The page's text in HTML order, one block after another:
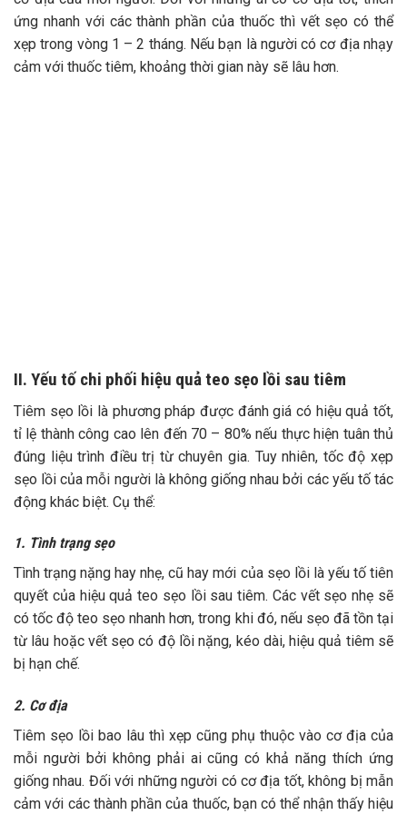
ứng nhanh với các thành phần của thuốc thì vết sẹo có thể
xẹp trong vòng 1 – 2 tháng. Nếu bạn là người có cơ địa nhạy
cảm với thuốc tiêm, khoảng thời gian này sẽ lâu hơn.
II. Yếu tố chi phối hiệu quả teo sẹo lồi sau tiêm
Tiêm sẹo lồi là phương pháp được đánh giá có hiệu quả tốt,
tỉ lệ thành công cao lên đến 70 – 80% nếu thực hiện tuân thủ
đúng liệu trình điều trị từ chuyên gia. Tuy nhiên, tốc độ xẹp
sẹo lồi của mỗi người là không giống nhau bởi các yếu tố tác
động khác biệt. Cụ thể:
1. Tình trạng sẹo
Tình trạng nặng hay nhẹ, cũ hay mới của sẹo lồi là yếu tố tiên
quyết của hiệu quả teo sẹo lồi sau tiêm. Các vết sẹo nhẹ sẽ
có tốc độ teo sẹo nhanh hơn, trong khi đó, nếu sẹo đã tồn tại
từ lâu hoặc vết sẹo có độ lồi nặng, kéo dài, hiệu quả tiêm sẽ
bị hạn chế.
2. Cơ địa
Tiêm sẹo lồi bao lâu thì xẹp cũng phụ thuộc vào cơ địa của
mỗi người bởi không phải ai cũng có khả năng thích ứng
giống nhau. Đối với những người có cơ địa tốt, không bị mẫn
cảm với các thành phần của thuốc, bạn có thể nhận thấy hiệu